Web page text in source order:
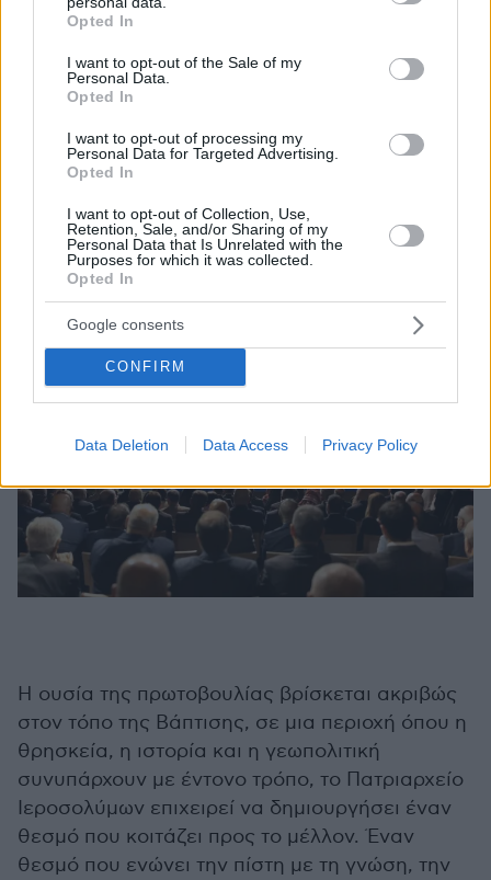
grant or deny consent to Google and its third-party tags to
use your data for below specified purposes in below Google
consent section.
Opted In
I want to opt-out of the Sale of my
Personal Data.
Opted In
I want to opt-out of processing my
Personal Data for Targeted Advertising.
Opted In
I want to opt-out of Collection, Use,
Retention, Sale, and/or Sharing of my
Personal Data that Is Unrelated with the
Purposes for which it was collected.
Opted In
Google consents
CONFIRM
Data Deletion Data Access Privacy Policy
εκπαίδευση. Αναδεικνύει και τη διαχρονική
σχέση της Ορθοδοξίας με τον ελληνικό
πνευματικό κόσμο, τη γλώσσα των Πατέρων της
και τον ρόλο του Ελληνισμού στην Ανατολική
Μεσόγειο. Σε έναν τόπο τόσο φορτισμένο
ιστορικά και θρησκευτικά, η ελληνική διάσταση
προσδίδει στο εγχείρημα βάθος, συνέχεια και
διεθνή ακτινοβολία.
Η ουσία της πρωτοβουλίας βρίσκεται ακριβώς
στον τόπο της Βάπτισης, σε μια περιοχή όπου η
θρησκεία, η ιστορία και η γεωπολιτική
συνυπάρχουν με έντονο τρόπο, το Πατριαρχείο
Ιεροσολύμων επιχειρεί να δημιουργήσει έναν
θεσμό που κοιτάζει προς το μέλλον. Έναν
θεσμό που ενώνει την πίστη με τη γνώση, την